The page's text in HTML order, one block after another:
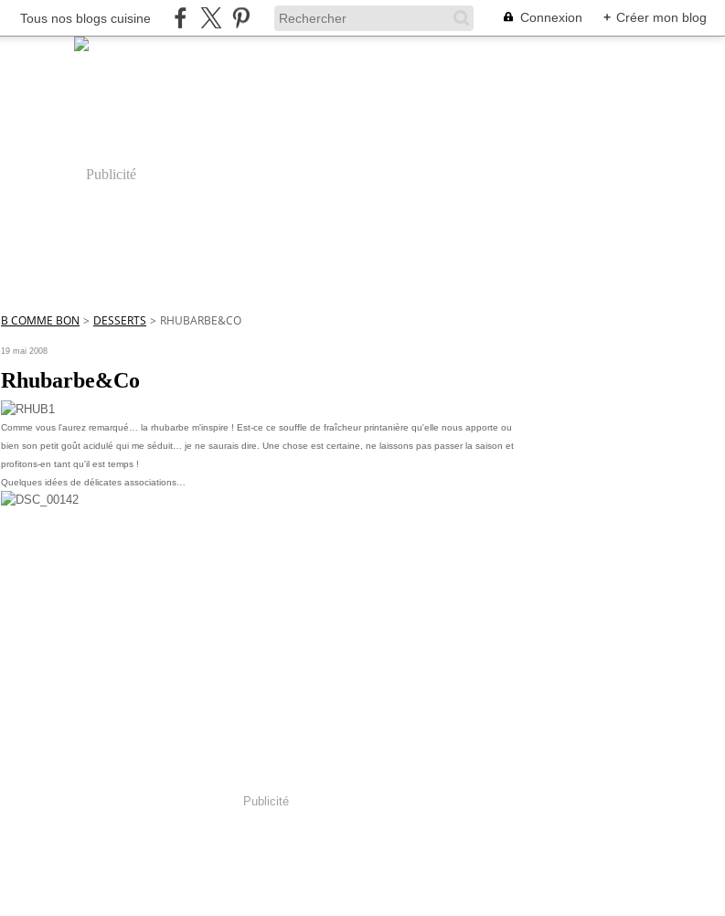
Tous nos blogs cuisine Connexion + Créer mon blog
Publicité
B COMME BON > DESSERTS > RHUBARBE&CO
19 mai 2008
Rhubarbe&Co
Comme vous l'aurez remarqué… la rhubarbe m'inspire ! Est-ce ce souffle de fraîcheur printanière qu'elle nous apporte ou
bien son petit goût acidulé qui me séduit… je ne saurais dire. Une chose est certaine, ne laissons pas passer la saison et
profitons-en tant qu'il est temps !
Quelques idées de délicates associations…
Publicité